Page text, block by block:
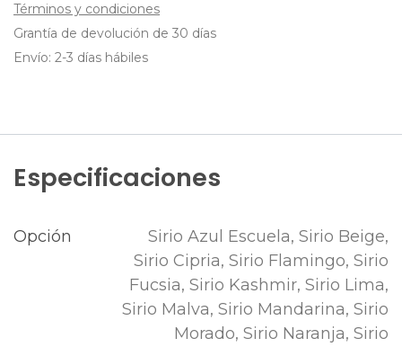
Términos y condiciones
Grantía de devolución de 30 días
Envío: 2-3 días hábiles
Especificaciones
Opción Sirio Azul Escuela, Sirio Beige,
Sirio Cipria, Sirio Flamingo, Sirio
Fucsia, Sirio Kashmir, Sirio Lima,
Sirio Malva, Sirio Mandarina, Sirio
Morado, Sirio Naranja, Sirio